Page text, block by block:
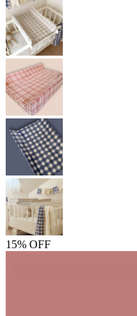
15% OFF